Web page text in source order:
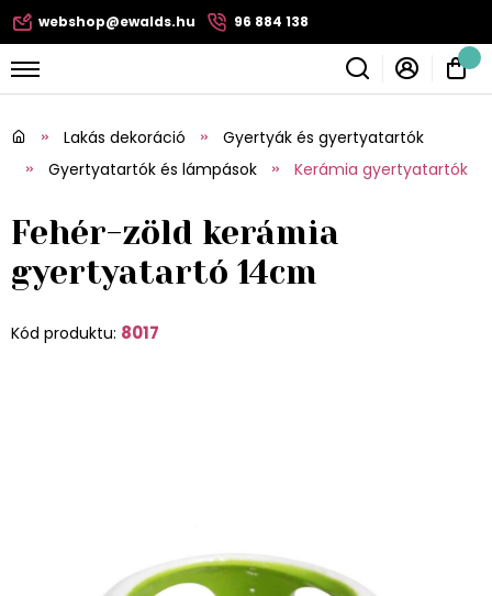
webshop@ewalds.hu 96 884 138
Lakás dekoráció
Gyertyák és gyertyatartók
Gyertyatartók és lámpások
Kerámia gyertyatartók
Fehér-zöld kerámia
gyertyatartó 14cm
Kód produktu: 8017